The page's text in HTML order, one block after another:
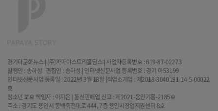
경기다문화뉴스 | (주)파파야스토리홀딩스 | 사업자등록번호 : 619-87-02273
발행인 : 송하성 | 편집인 : 송하성 | 인터넷신문사업 등록번호 : 경기 아53199
인터넷신문사업 등록일 : 2022년 3월 18일 |직업소개업 : 제2018-3040191-14-5-00022
호
청소년 보호 책임자 : 이지은 | 통신판매업 신고 : 제2021-용인기흥-2185호
주소 : 경기도 용인시 동백죽전대로 444, 7층 용인시창업지원센터 8호